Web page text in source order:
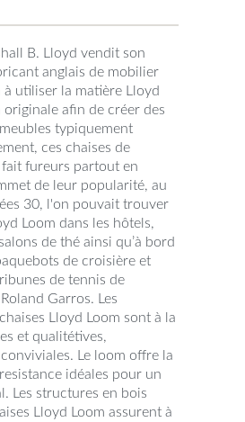
B. Lloyd vendit son
anglais de mobilier
à utiliser la matière Lloyd
originale afin de créer des
typiquement
ces chaises de
fureurs partout en
de leur popularité, au
30, l'on pouvait trouver
Loom dans les hôtels,
de thé ainsi qu’à bord
de croisière et
de tennis de
Garros. Les
Lloyd Loom sont à la
et qualitétives,
Le loom offre la
idéales pour un
Les structures en bois
Lloyd Loom assurent à